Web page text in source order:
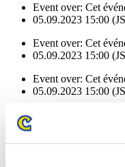
Event over: Cet
05.09.2023 15:00
Event over: Cet
05.09.2023 15:00
Event over: Cet
05.09.2023 15:00
05.09.2023 15:00